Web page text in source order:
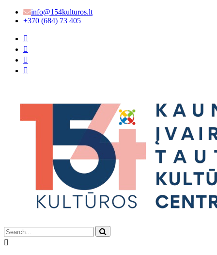
info@154kulturos.lt
+370 (684) 73 405